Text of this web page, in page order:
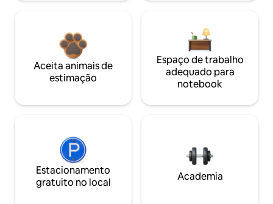
Aceita animais de
estimação
Espaço de trabalho
adequado para
notebook
Estacionamento
gratuito no local
Academia